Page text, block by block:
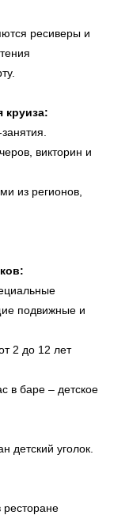
ресиверы и
круиза:
викторин и
из регионов,
подвижные и
2 до 12 лет
в баре – детское
детский уголок.
ресторане